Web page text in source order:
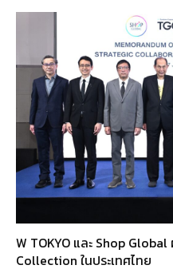
W TOKYO และ Shop
Collection ในประเทศไทย